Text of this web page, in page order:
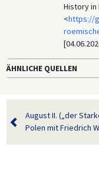
History in
<https://
ÄHNLICHE QUELLEN
August II. („der
Polen mit Friedrich